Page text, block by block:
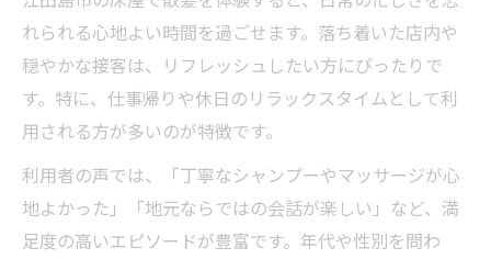
れられる心地よい時間を過ごせます。落ち着いた店内や
穏やかな接客は、リフレッシュしたい方にぴったりで
す。特に、仕事帰りや休日のリラックスタイムとして利
用される方が多いのが特徴です。
利用者の声では、「丁寧なシャンプーやマッサージが心
地よかった」「地元ならではの会話が楽しい」など、満
足度の高いエピソードが豊富です。年代や性別を問わ